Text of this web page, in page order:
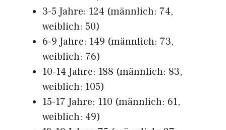
3-5 Jahre: 124 (männlich: 74,
weiblich: 50)
6-9 Jahre: 149 (männlich: 73,
weiblich: 76)
10-14 Jahre: 188 (männlich: 83,
weiblich: 105)
15-17 Jahre: 110 (männlich: 61,
weiblich: 49)